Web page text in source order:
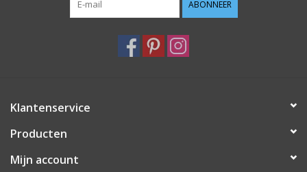
ABONNEER
Klantenservice
Producten
Mijn account